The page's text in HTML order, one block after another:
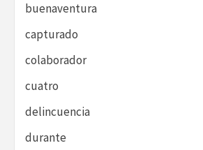
buenaventura
capturado
colaborador
cuatro
delincuencia
durante